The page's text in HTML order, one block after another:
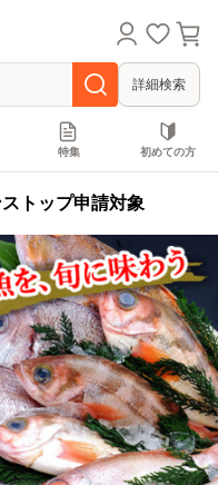
詳細検索
特集 初めての方
トップ申請対象